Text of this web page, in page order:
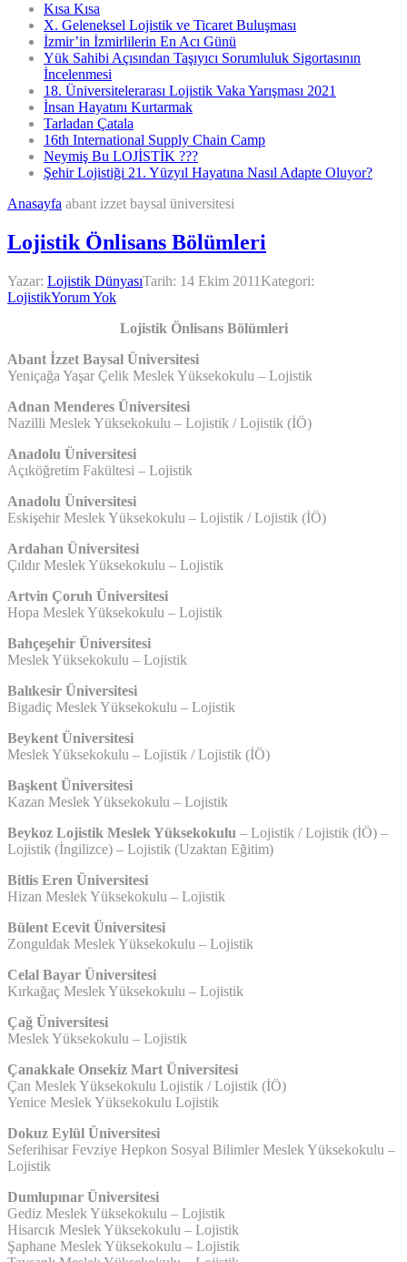
Kısa Kısa
X. Geleneksel Lojistik ve Ticaret Buluşması
İzmir’in İzmirlilerin En Acı Günü
Yük Sahibi Açısından Taşıyıcı Sorumluluk Sigortasının
İncelenmesi
18. Üniversitelerarası Lojistik Vaka Yarışması 2021
İnsan Hayatını Kurtarmak
Tarladan Çatala
16th International Supply Chain Camp
Neymiş Bu LOJİSTİK ???
Şehir Lojistiği 21. Yüzyıl Hayatına Nasıl Adapte Oluyor?
Anasayfa abant izzet baysal üniversitesi
Lojistik Önlisans Bölümleri
Yazar: Lojistik DünyasıTarih: 14 Ekim 2011Kategori:
LojistikYorum Yok
Lojistik Önlisans Bölümleri
Abant İzzet Baysal Üniversitesi
Yeniçağa Yaşar Çelik Meslek Yüksekokulu – Lojistik
Adnan Menderes Üniversitesi
Nazilli Meslek Yüksekokulu – Lojistik / Lojistik (İÖ)
Anadolu Üniversitesi
Açıköğretim Fakültesi – Lojistik
Anadolu Üniversitesi
Eskişehir Meslek Yüksekokulu – Lojistik / Lojistik (İÖ)
Ardahan Üniversitesi
Çıldır Meslek Yüksekokulu – Lojistik
Artvin Çoruh Üniversitesi
Hopa Meslek Yüksekokulu – Lojistik
Bahçeşehir Üniversitesi
Meslek Yüksekokulu – Lojistik
Balıkesir Üniversitesi
Bigadiç Meslek Yüksekokulu – Lojistik
Beykent Üniversitesi
Meslek Yüksekokulu – Lojistik / Lojistik (İÖ)
Başkent Üniversitesi
Kazan Meslek Yüksekokulu – Lojistik
Beykoz Lojistik Meslek Yüksekokulu – Lojistik / Lojistik (İÖ) –
Lojistik (İngilizce) – Lojistik (Uzaktan Eğitim)
Bitlis Eren Üniversitesi
Hizan Meslek Yüksekokulu – Lojistik
Bülent Ecevit Üniversitesi
Zonguldak Meslek Yüksekokulu – Lojistik
Celal Bayar Üniversitesi
Kırkağaç Meslek Yüksekokulu – Lojistik
Çağ Üniversitesi
Meslek Yüksekokulu – Lojistik
Çanakkale Onsekiz Mart Üniversitesi
Çan Meslek Yüksekokulu Lojistik / Lojistik (İÖ)
Yenice Meslek Yüksekokulu Lojistik
Dokuz Eylül Üniversitesi
Seferihisar Fevziye Hepkon Sosyal Bilimler Meslek Yüksekokulu –
Lojistik
Dumlupınar Üniversitesi
Gediz Meslek Yüksekokulu – Lojistik
Hisarcık Meslek Yüksekokulu – Lojistik
Şaphane Meslek Yüksekokulu – Lojistik